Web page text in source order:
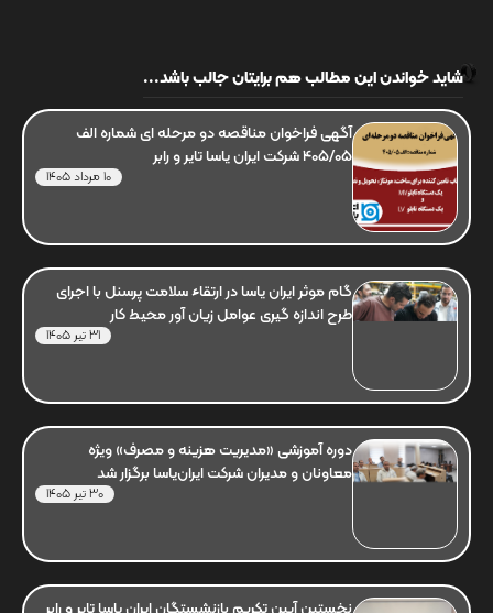
شاید خواندن این مطالب هم برایتان جالب باشد...
آگهی فراخوان مناقصه دو مرحله ای شماره الف
405/05 شرکت ایران یاسا تایر و رابر
10 مرداد 1405
گام موثر ایران یاسا در ارتقاء سلامت پرسنل با اجرای
طرح اندازه گیری عوامل زیان آور محیط کار
31 تیر 1405
دوره آموزشی «مدیریت هزینه و مصرف» ویژه
معاونان و مدیران شرکت ایران‌یاسا برگزار شد
30 تیر 1405